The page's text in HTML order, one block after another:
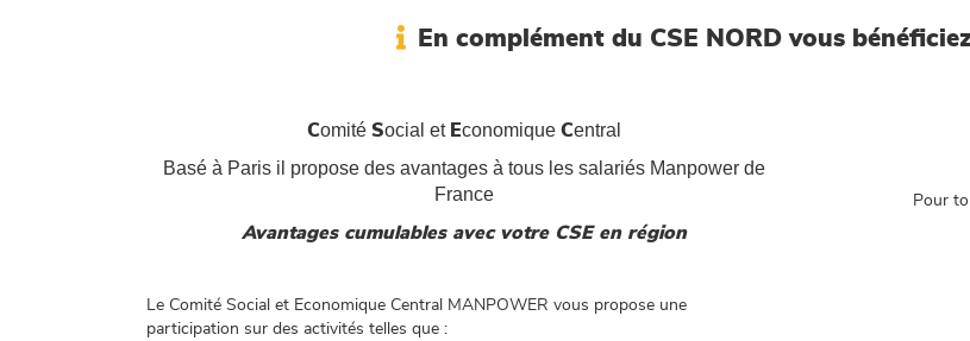
En complément du CSE NORD vous
Comité Social et Economique Central
Basé à Paris il propose des avantages à tous les salariés Manpower de
France
Avantages cumulables avec votre CSE en région
Le Comité Social et Economique Central MANPOWER vous propose une
participation sur des activités telles que :
Pour